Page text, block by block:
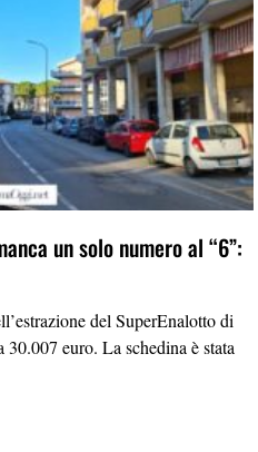
un solo numero al “6”:
del SuperEnalotto di
30.007 euro. La schedina è stata